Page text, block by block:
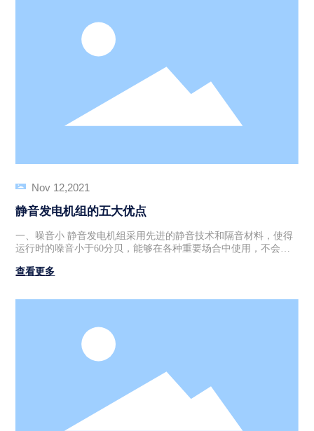
3、然而，开架式发电机机组外面没有隔音罩，噪音水平通常较
高，因为它们没有任何隔音或减震措施，同时也不具备很好的防
水、防风和防尘性能。 4、开架式主要适用于对噪音要求不高的环
境使用。比如：户外施工、建筑工地、户外作业。 二、静音式发
电机组 1、静音式柴油发电机组是一种更先进、更现代的发电机。
它的设计是为了提供更高的可靠性和更低的噪音水平。可以简单
理解为外观是箱体式，噪音低、带轮子或拖车、重量较重些； 2、
静音式机组通常采用封闭式结构，包括一个发动机室和一个或多
故障的可能性。 4、静音式机组主要用于车载使用，房车改装、广
告车、医疗车、办公、居民区等等。
Nov 12,2021
静音发电机组的五大优点
一、噪音小 静音发电机组采用先进的静音技术和隔音材料，使得
运行时的噪音小于60分贝，能够在各种重要场合中使用，不会对
心健康产生负面影响，提高了工作效率。 二、外形美观 静音发电
处理技术，使得整体外观有着良好的耐腐蚀性、美观性以及易于
查看更多